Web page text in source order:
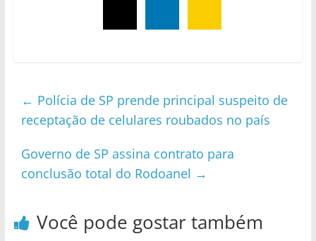
← Polícia de SP prende principal suspeito de
receptação de celulares roubados no país
Governo de SP assina contrato para
conclusão total do Rodoanel →
Você pode gostar também